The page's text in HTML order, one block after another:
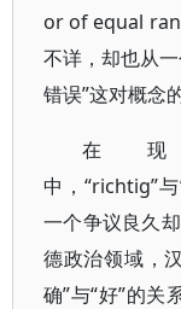
or of equal
不详，却也从
错误”这对概念
在
中，“richtig”
一个争议良久
德政治领域，
确”与“好”的关